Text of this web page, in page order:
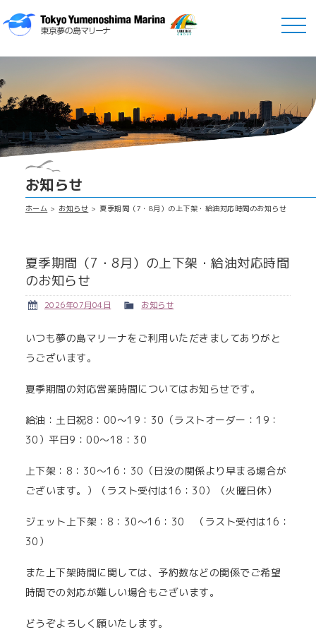
お知らせ
ホーム お知らせ 夏季期間（7・8月）の上下架・給油対応時間のお知らせ
夏季期間（7・8月）の上下架・給油対応時間
のお知らせ
2026年07月04日 お知らせ
いつも夢の島マリーナをご利用いただきましてありがと
うございます。
夏季期間の対応営業時間についてはお知らせです。
給油：土日祝8：00～19：30（ラストオーダー：19：
30）平日9：00～18：30
上下架：8：30～16：30（日没の関係より早まる場合が
ございます。）（ラスト受付は16：30）（火曜日休）
ジェット上下架：8：30～16：30 （ラスト受付は16：
30）
また上下架時間に関しては、予約数などの関係でご希望
時間での対応が難しい場合もございます。
どうぞよろしく願いたします。